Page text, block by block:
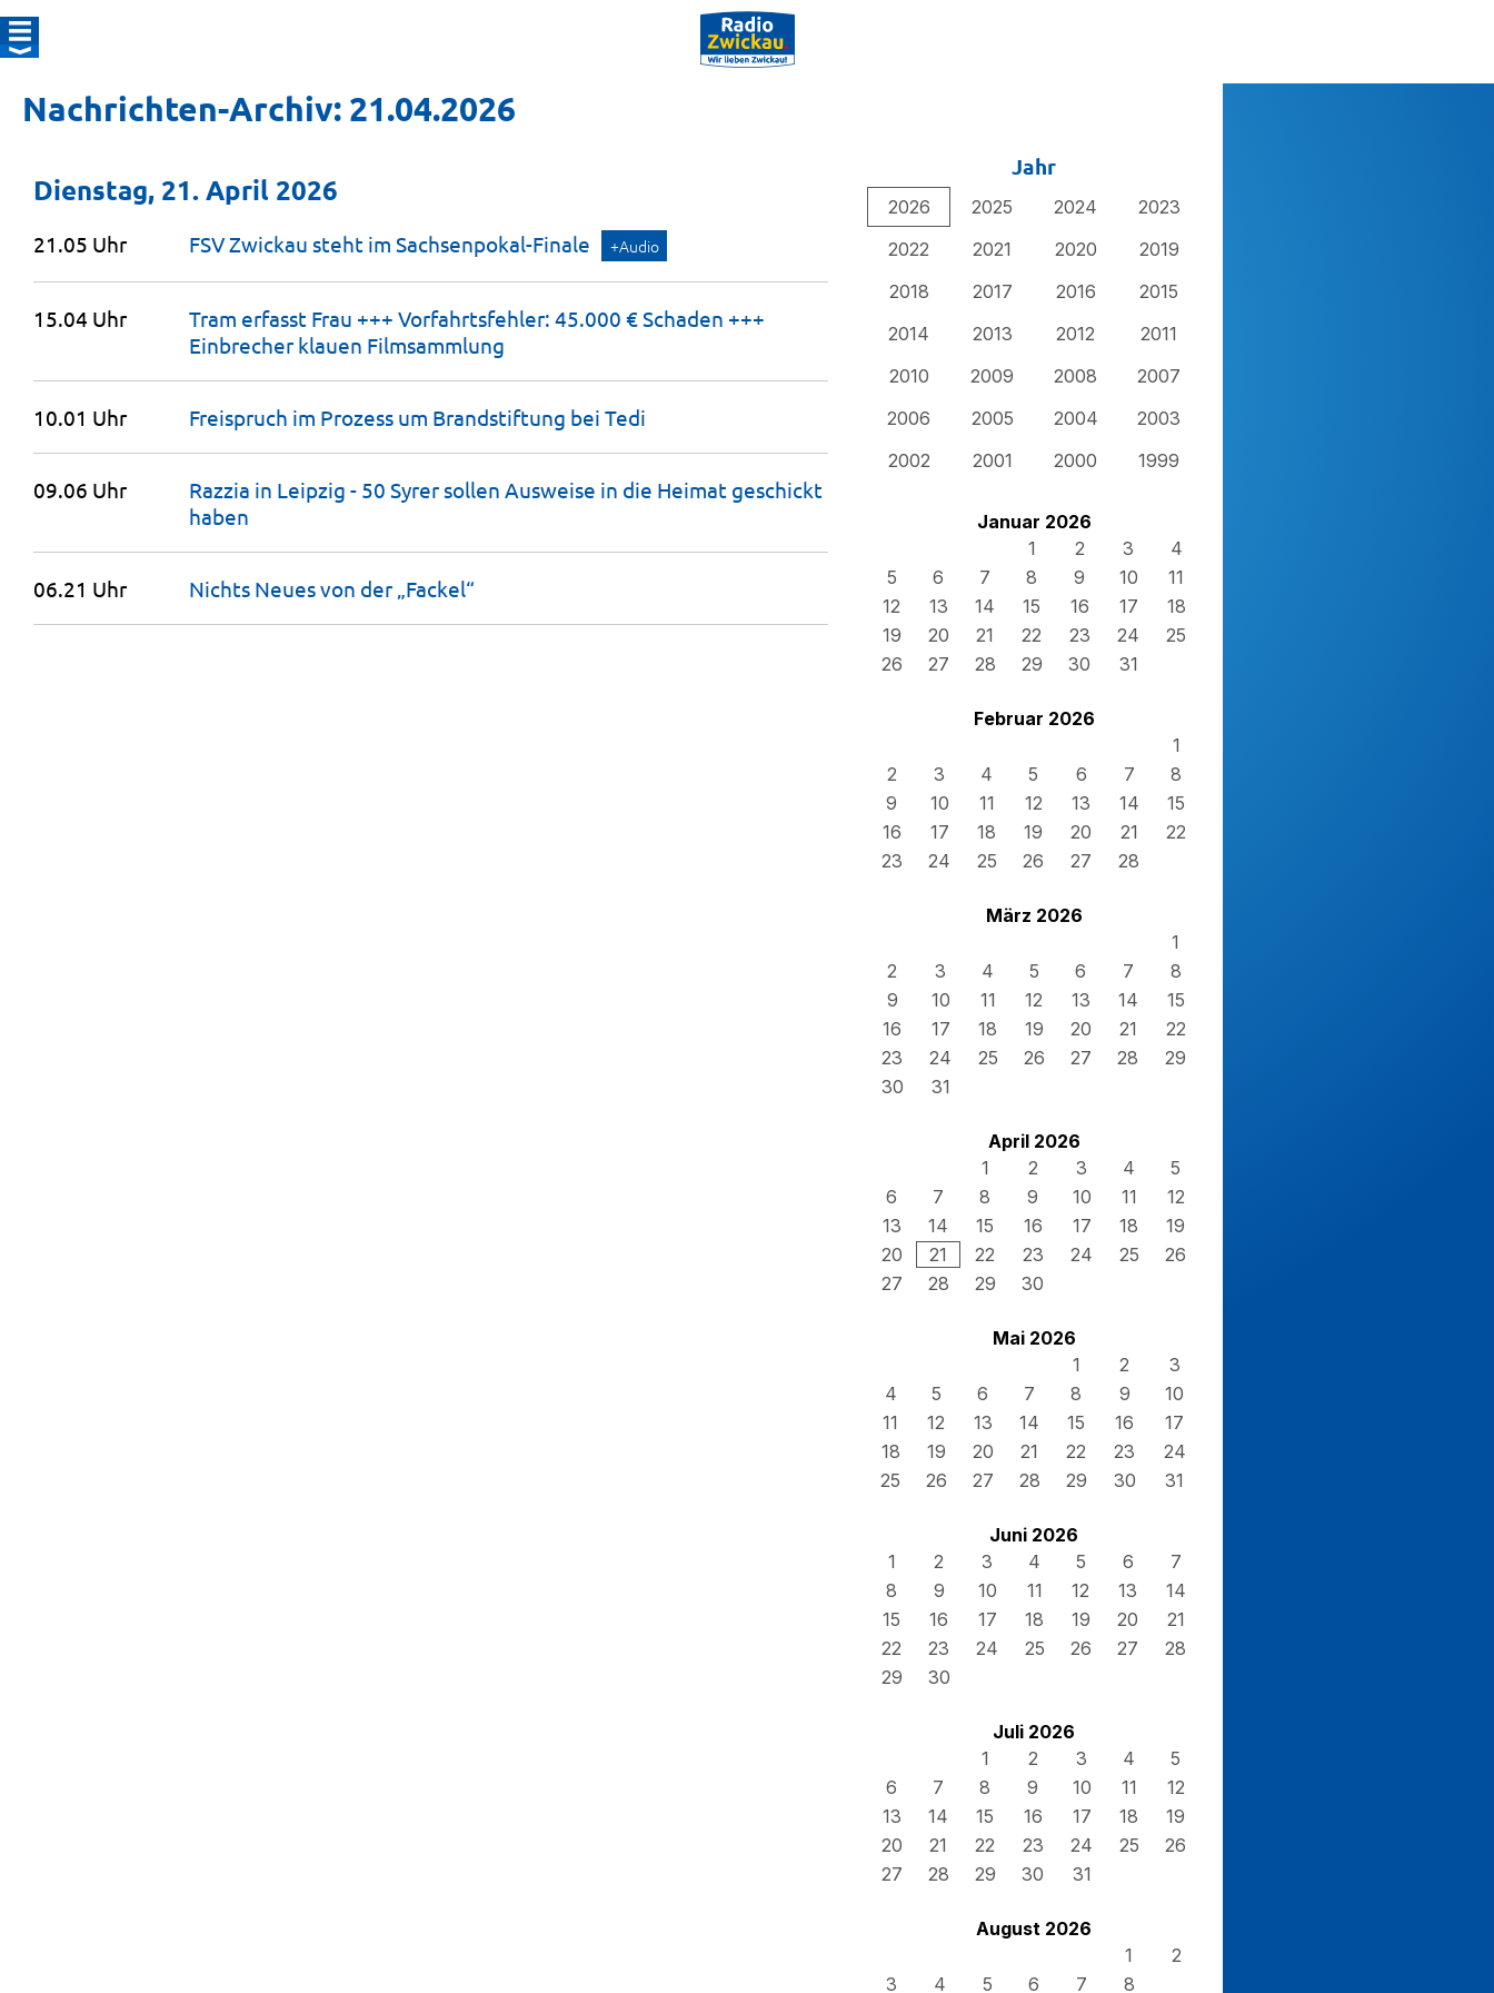
Nachrichten-Archiv: 21.04.2026
Jahr
2026 2025 2024
2023
2022
2021 2020
2019
2018
2017 2016
2015
2014
2013 2012
2011
2010
2009 2008
2007
2006
2005 2004
2003
2002
2001 2000 1999
Januar 2026
1
2 3
4
5
6 7 8 9 10
11
12
13 14 15 16 17
18
19
20 21 22 23 24
25
26
27 28 29 30 31
Februar 2026
1
2
3 4 5 6 7
8
9
10 11 12 13 14
15
16
17 18 19 20 21
22
23
24 25 26 27 28
März 2026
1
2
3 4 5 6 7
8
9
10 11 12 13 14
15
16
17 18 19 20 21
22
23
24 25 26 27 28
29
30
31
April 2026
1
2 3 4
5
6
7 8 9 10 11
12
13
14 15 16 17 18
19
20
21 22 23 24 25
26
27
28 29 30
Mai 2026
1
2
3
4
5 6 7 8 9
10
11
12 13 14 15 16
17
18
19 20 21 22 23
24
25
26 27 28 29 30 31
Juni 2026
1
2 3 4 5 6
7
8
9 10 11 12 13
14
15
16 17 18 19 20
21
22
23 24 25 26 27
28
29
30
Juli 2026
1
2 3 4
5
6
7 8 9 10 11
12
13
14 15 16 17 18
19
20
21 22 23 24 25
26
27
28 29 30 31
August 2026
1
2
3
4 5 6 7 8
Dienstag, 21. April 2026
21.05 Uhr FSV Zwickau steht im Sachsenpokal-Finale +Audio
15.04 Uhr
Tram erfasst Frau +++ Vorfahrtsfehler: 45.000 € Schaden +++
Einbrecher klauen Filmsammlung
10.01 Uhr Freispruch im Prozess um Brandstiftung bei Tedi
09.06 Uhr
Razzia in Leipzig - 50 Syrer sollen Ausweise in die Heimat geschickt
haben
06.21 Uhr Nichts Neues von der „Fackel“